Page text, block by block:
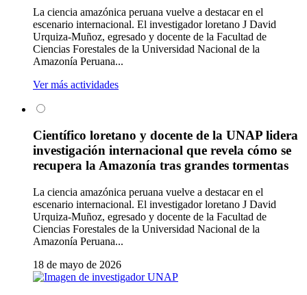
La ciencia amazónica peruana vuelve a destacar en el
escenario internacional. El investigador loretano J David
Urquiza-Muñoz, egresado y docente de la Facultad de
Ciencias Forestales de la Universidad Nacional de la
Amazonía Peruana...
Ver más actividades
Científico loretano y docente de la UNAP lidera
investigación internacional que revela cómo se
recupera la Amazonía tras grandes tormentas
La ciencia amazónica peruana vuelve a destacar en el
escenario internacional. El investigador loretano J David
Urquiza-Muñoz, egresado y docente de la Facultad de
Ciencias Forestales de la Universidad Nacional de la
Amazonía Peruana...
18 de mayo de 2026